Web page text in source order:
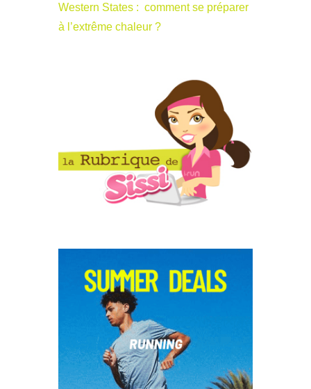
Western States : comment se préparer
à l’extrême chaleur ?